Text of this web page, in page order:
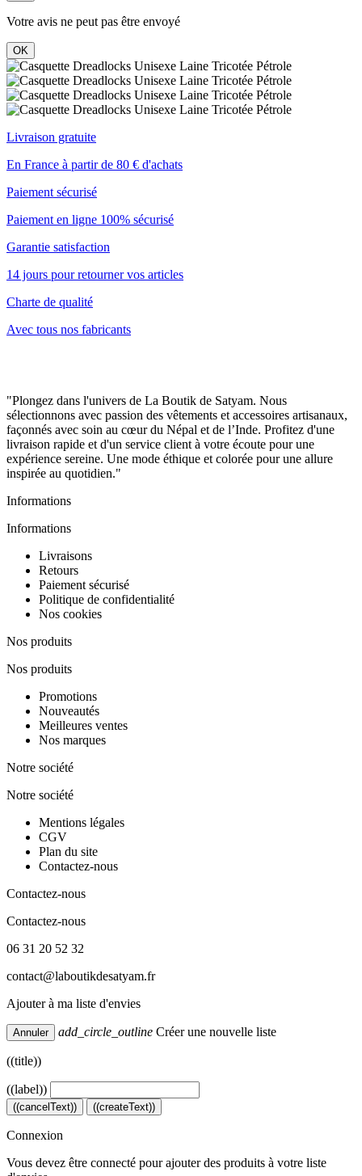
Votre avis ne peut pas être envoyé
OK
Livraison gratuite
En France à partir de 80 € d'achats
Paiement sécurisé
Paiement en ligne 100% sécurisé
Garantie satisfaction
14 jours pour retourner vos articles
Charte de qualité
Avec tous nos fabricants
"Plongez dans l'univers de La Boutik de Satyam. Nous
sélectionnons avec passion des vêtements et accessoires artisanaux,
façonnés avec soin au cœur du Népal et de l’Inde. Profitez d'une
livraison rapide et d'un service client à votre écoute pour une
expérience sereine. Une mode éthique et colorée pour une allure
inspirée au quotidien."
Informations
Informations
Livraisons
Retours
Paiement sécurisé
Politique de confidentialité
Nos cookies
Nos produits
Nos produits
Promotions
Nouveautés
Meilleures ventes
Nos marques
Notre société
Notre société
Mentions légales
CGV
Plan du site
Contactez-nous
Contactez-nous
Contactez-nous
06 31 20 52 32
contact@laboutikdesatyam.fr
Ajouter à ma liste d'envies
Annuler add_circle_outline Créer une nouvelle liste
((title))
((label))
((cancelText)) ((createText))
Connexion
Vous devez être connecté pour ajouter des produits à votre liste